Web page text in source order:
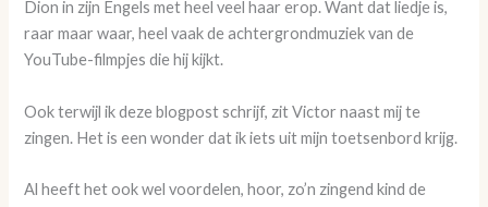
Dion in zijn Engels met heel veel haar erop. Want dat liedje is,
raar maar waar, heel vaak de achtergrondmuziek van de
YouTube-filmpjes die hij kijkt.
Ook terwijl ik deze blogpost schrijf, zit Victor naast mij te
zingen. Het is een wonder dat ik iets uit mijn toetsenbord krijg.
Al heeft het ook wel voordelen, hoor, zo’n zingend kind de